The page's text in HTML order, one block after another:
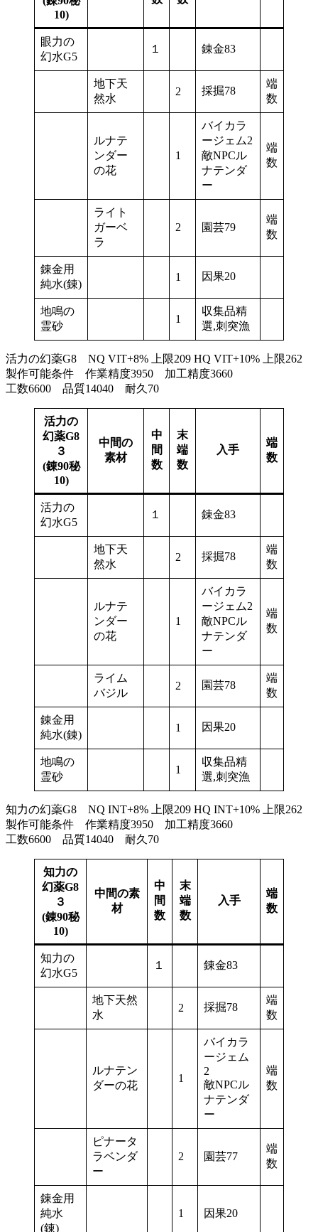
10)
眼力の
幻水G5
１ 錬金83
地下天
然水
2 採掘78
端
数
ルナテ
ンダー
の花
1
バイカラ
ージェム2
敵NPCル
ナテンダ
ー
端
数
ライト
ガーベ
ラ
2 園芸79
端
数
錬金用
純水(錬)
1 因果20
地鳴の
霊砂
1
収集品精
選,刺突漁
活力の幻薬G8 NQ VIT+8% 上限209 HQ VIT+10% 上限262
製作可能条件 作業精度3950 加工精度3660
工数6600 品質14040 耐久70
活力の
幻薬G8
３
(錬90秘
10)
中間の
素材
中
間
数
末
端
数
入手
端
数
活力の
幻水G5
１ 錬金83
地下天
然水
2 採掘78
端
数
ルナテ
ンダー
の花
1
バイカラ
ージェム2
敵NPCル
ナテンダ
ー
端
数
ライム
バジル
2 園芸78
端
数
錬金用
純水(錬)
1 因果20
地鳴の
霊砂
1
収集品精
選,刺突漁
知力の幻薬G8 NQ INT+8% 上限209 HQ INT+10% 上限262
製作可能条件 作業精度3950 加工精度3660
工数6600 品質14040 耐久70
知力の
幻薬G8
３
(錬90秘
10)
中間の素
材
中
間
数
末
端
数
入手
端
数
知力の
幻水G5
１ 錬金83
地下天然
水
2 採掘78
端
数
ルナテン
ダーの花
1
バイカラ
ージェム
2
敵NPCル
ナテンダ
ー
端
数
ピナータ
ラベンダ
ー
2 園芸77
端
数
錬金用
純水
(錬)
1 因果20